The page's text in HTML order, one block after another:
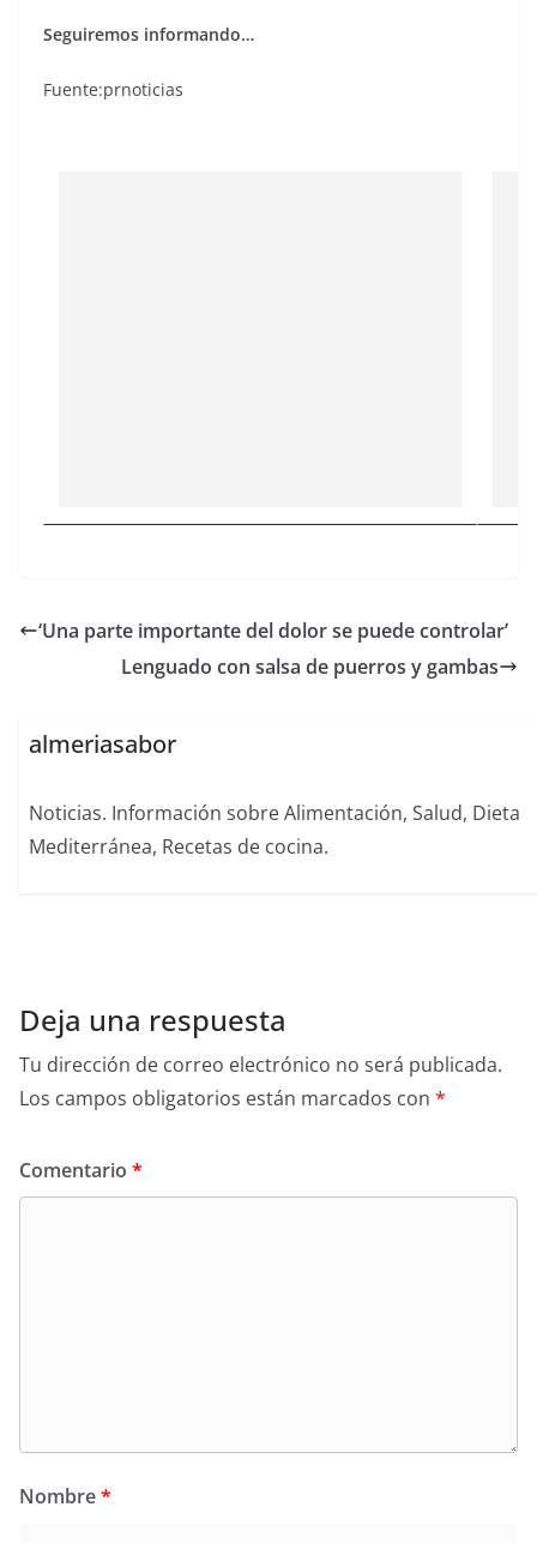
Seguiremos informando…
Fuente:prnoticias
‘Una parte importante del dolor se puede controlar’
Lenguado con salsa de puerros y gambas
almeriasabor
Noticias. Información sobre Alimentación, Salud, Dieta
Mediterránea, Recetas de cocina.
Deja una respuesta
Tu dirección de correo electrónico no será publicada.
Los campos obligatorios están marcados con *
Comentario *
Nombre*